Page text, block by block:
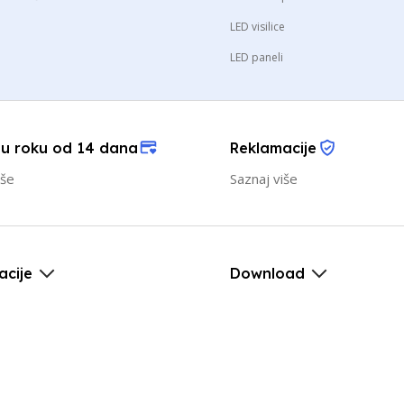
LED visilice
LED paneli
roku od 14 dana
Reklamacije
Saznaj više
Download